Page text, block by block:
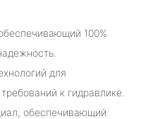
100%
для
к гидравлике.
обеспечивающий